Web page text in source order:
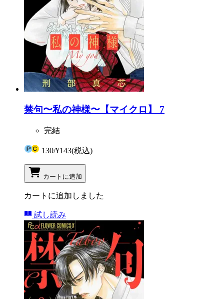
禁句〜私の神様〜【マイクロ】 7
完結
130/¥143(税込)
カートに追加
カートに追加しました
試し読み